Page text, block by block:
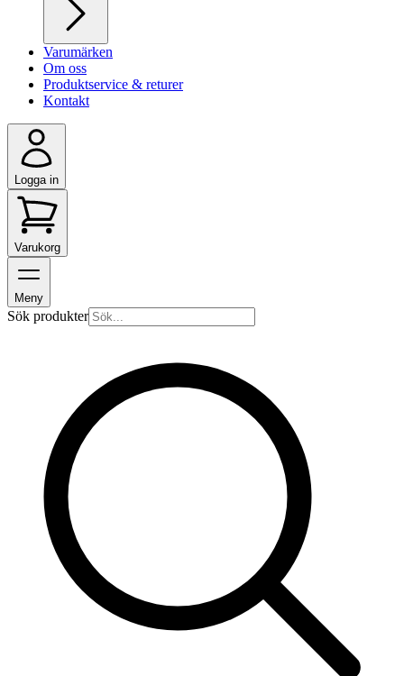
Varumärken
Om oss
Produktservice & returer
Kontakt
Logga in
Varukorg
Meny
Sök produkter